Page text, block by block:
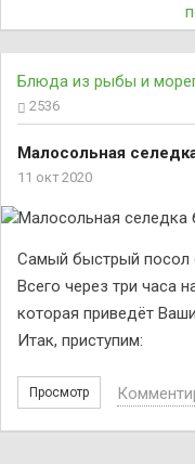
Блюда из рыбы и
2536
Малосольная
11 окт 2020
Самый быстрый посол
Всего через три часа
которая приведёт
Итак, приступим:
Просмотр